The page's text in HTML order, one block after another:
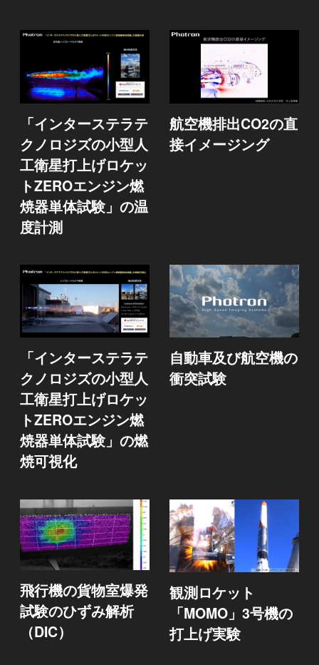
「インターステラテ
クノロジズの小型人
工衛星打上げロケッ
トZEROエンジン燃
焼器単体試験」の温
度計測
航空機排出CO2の直
接イメージング
「インターステラテ
クノロジズの小型人
工衛星打上げロケッ
トZEROエンジン燃
焼器単体試験」の燃
焼可視化
自動車及び航空機の
衝突試験
飛行機の貨物室爆発
試験のひずみ解析
（DIC）
観測ロケット
「MOMO」3号機の
打上げ実験